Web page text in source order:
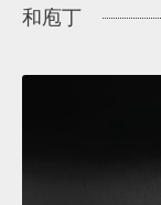
和庖丁